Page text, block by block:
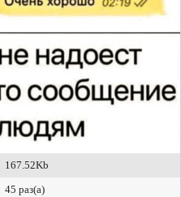
167.52Kb
45 раз(а)